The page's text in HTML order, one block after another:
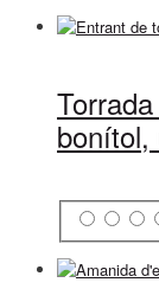
bonítol,